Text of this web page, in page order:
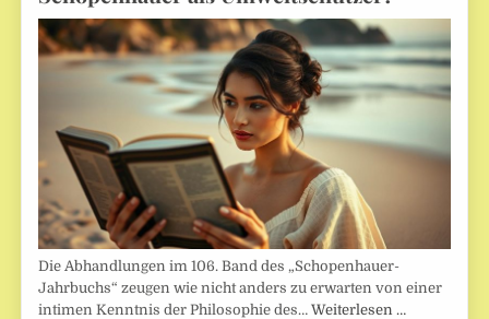
Die Abhandlungen im 106. Band des „Schopenhauer-
Jahrbuchs“ zeugen wie nicht anders zu erwarten von einer
intimen Kenntnis der Philosophie des…Weiterlesen …